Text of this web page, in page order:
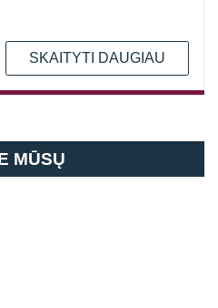
SKAITYTI DAUGIAU
MŪSŲ